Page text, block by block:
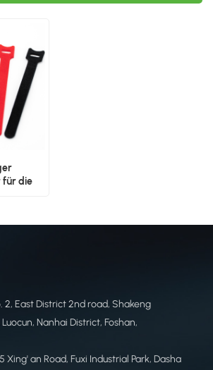
für die
2, East District 2nd road, Shakeng
Nanhai District, Foshan,
Xing' an Road, Fuxi Industrial Park, Dasha